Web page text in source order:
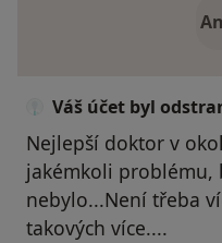
Váš účet byl
Nejlepší doktor v
jakémkoli problému,
nebylo...Není třeba
takových více....